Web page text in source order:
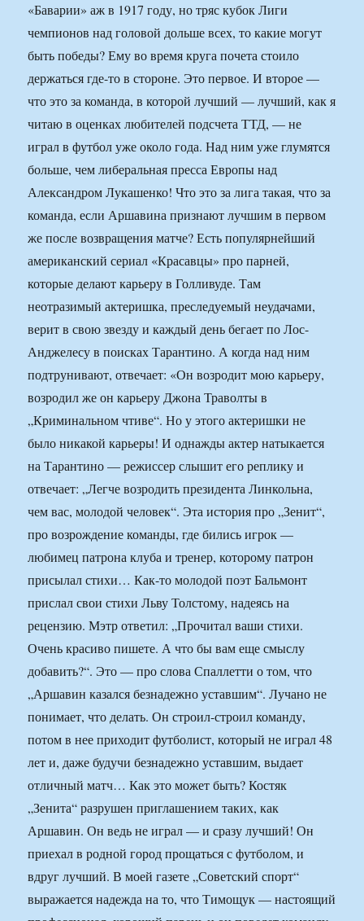
«Баварии» аж в 1917 году, но тряс кубок Лиги
чемпионов над головой дольше всех, то какие могут
быть победы? Ему во время круга почета стоило
держаться где-то в стороне. Это первое. И второе —
что это за команда, в которой лучший — лучший, как я
читаю в оценках любителей подсчета ТТД, — не
играл в футбол уже около года. Над ним уже глумятся
больше, чем либеральная пресса Европы над
Александром Лукашенко! Что это за лига такая, что за
команда, если Аршавина признают лучшим в первом
же после возвращения матче? Есть популярнейший
американский сериал «Красавцы» про парней,
которые делают карьеру в Голливуде. Там
неотразимый актеришка, преследуемый неудачами,
верит в свою звезду и каждый день бегает по Лос-
Анджелесу в поисках Тарантино. А когда над ним
подтрунивают, отвечает: «Он возродит мою карьеру,
возродил же он карьеру Джона Траволты в
„Криминальном чтиве“. Но у этого актеришки не
было никакой карьеры! И однажды актер натыкается
на Тарантино — режиссер слышит его реплику и
отвечает: „Легче возродить президента Линкольна,
чем вас, молодой человек“. Эта история про „Зенит“,
про возрождение команды, где бились игрок —
любимец патрона клуба и тренер, которому патрон
присылал стихи… Как-то молодой поэт Бальмонт
прислал свои стихи Льву Толстому, надеясь на
рецензию. Мэтр ответил: „Прочитал ваши стихи.
Очень красиво пишете. А что бы вам еще смыслу
добавить?“. Это — про слова Спаллетти о том, что
„Аршавин казался безнадежно уставшим“. Лучано не
понимает, что делать. Он строил-строил команду,
потом в нее приходит футболист, который не играл 48
лет и, даже будучи безнадежно уставшим, выдает
отличный матч… Как это может быть? Костяк
„Зенита“ разрушен приглашением таких, как
Аршавин. Он ведь не играл — и сразу лучший! Он
приехал в родной город прощаться с футболом, и
вдруг лучший. В моей газете „Советский спорт“
выражается надежда на то, что Тимощук — настоящий